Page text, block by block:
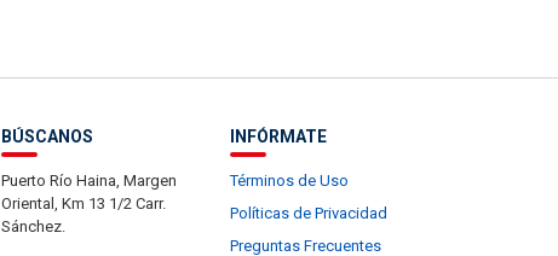
BÚSCANOS
Puerto Río Haina, Margen
Oriental, Km 13 1/2 Carr.
Sánchez.
INFÓRMATE
Términos de Uso
Políticas de Privacidad
Preguntas Frecuentes